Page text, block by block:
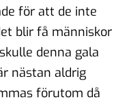
för att de inte
blir få människor
denna gala
nästan aldrig
förutom då